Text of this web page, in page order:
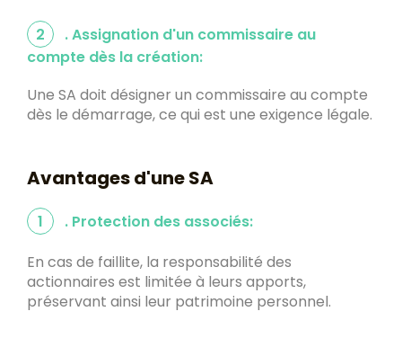
2
. Assignation d'un commissaire au
compte dès la création:
Une SA doit désigner un commissaire au compte
dès le démarrage, ce qui est une exigence légale.
Avantages d'une SA
1
. Protection des associés:
En cas de faillite, la responsabilité des
actionnaires est limitée à leurs apports,
préservant ainsi leur patrimoine personnel.